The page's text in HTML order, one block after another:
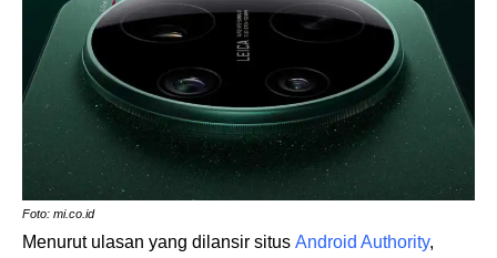
Foto: mi.co.id
Menurut ulasan yang dilansir situs Android Authority,